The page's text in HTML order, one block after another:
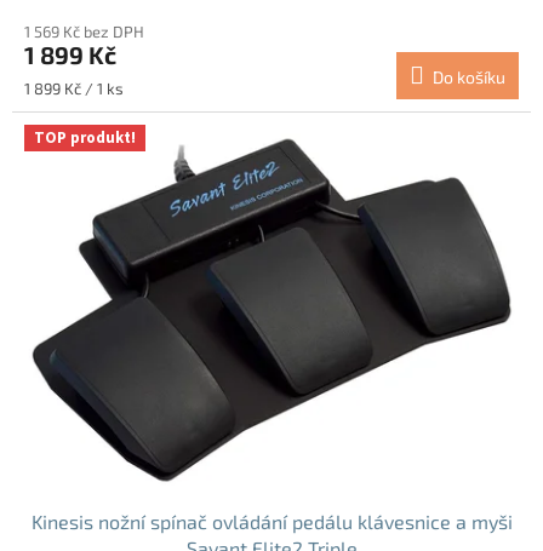
1 569 Kč bez DPH
1 899 Kč
Měrná
cena:
1 899 Kč / 1 ks
Do košíku
TOP produkt!
Kinesis nožní spínač ovládání pedálu klávesnice a myši